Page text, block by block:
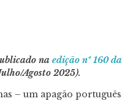
na edição nº 160 da
Agosto 2025).
– um apagão português